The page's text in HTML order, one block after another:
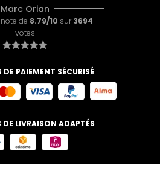
Marc Orian
de 8.79/10 sur 3694
votes
DE PAIEMENT SÉCURISÉ
DE LIVRAISON ADAPTÉS